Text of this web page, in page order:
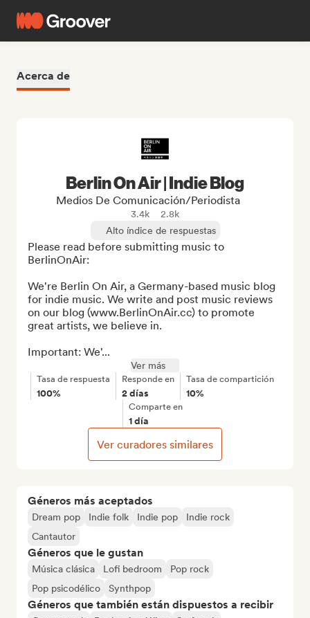
Acerca de
Géneros más aceptados
Dream pop Indie folk Indie pop
Indie rock
Cantautor
Géneros que le gustan
Música clásica Lofi bedroom
Pop rock
Pop psicodélico
Synthpop
Géneros que también están dispuestos a recibir
Berlin On Air | Indie Blog
Medios De Comunicación/Periodista
3.4k
2.8k
Alto índice de respuestas
Please read before submitting music to
BerlinOnAir:
We're Berlin On Air, a Germany-based music blog
for indie music. We write and post music reviews
on our blog (www.BerlinOnAir.cc) to promote
great artists, we believe in.
Important: We'...
Ver más
Tasa de respuesta
100%
Responde en
2 días
Tasa de compartición
10%
Comparte en
1 día
Ver curadores similares